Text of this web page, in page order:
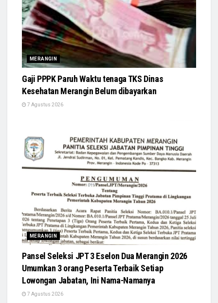
MERANGIN
Gaji PPPK Paruh Waktu tenaga TKS Dinas
Kesehatan Merangin Belum dibayarkan
7 Agustus 2026
MERANGIN
Pansel Seleksi JPT 3 Eselon Dua Merangin 2026
Umumkan 3 orang Peserta Terbaik Setiap
Lowongan Jabatan, Ini Nama-Namanya
7 Agustus 2026